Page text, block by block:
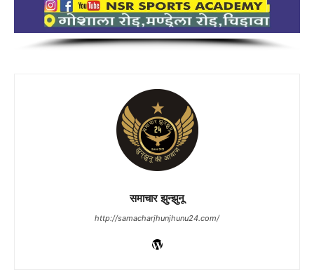
समाचार झुन्झुनू
http://samacharjhunjhunu24.com/